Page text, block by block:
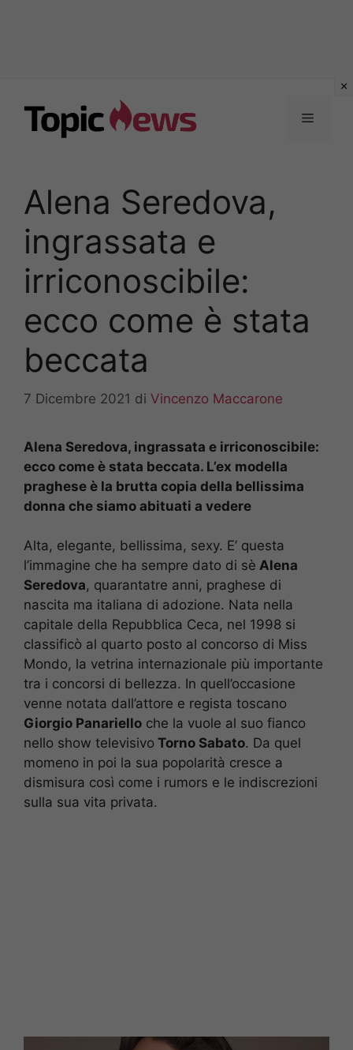
contenuto
Menu
Alena Seredova,
ingrassata e
irriconoscibile:
ecco come è stata
beccata
7 Dicembre 2021 di Vincenzo Maccarone
Alena Seredova, ingrassata e irriconoscibile:
ecco come è stata beccata. L’ex modella
praghese è la brutta copia della bellissima
donna che siamo abituati a vedere
Alta, elegante, bellissima, sexy. E’ questa
l’immagine che ha sempre dato di sè Alena
Seredova, quarantatre anni, praghese di
nascita ma italiana di adozione. Nata nella
capitale della Repubblica Ceca, nel 1998 si
classificò al quarto posto al concorso di Miss
Mondo, la vetrina internazionale più importante
tra i concorsi di bellezza. In quell’occasione
venne notata dall’attore e regista toscano
Giorgio Panariello che la vuole al suo fianco
nello show televisivo Torno Sabato. Da quel
momeno in poi la sua popolarità cresce a
dismisura così come i rumors e le indiscrezioni
sulla sua vita privata.